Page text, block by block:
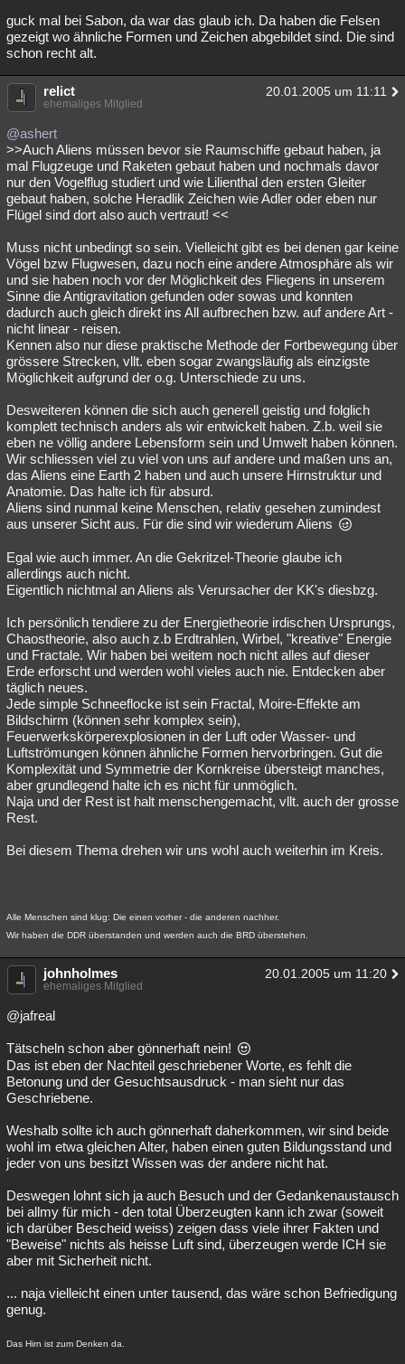
guck mal bei Sabon, da war das glaub ich. Da haben die Felsen
gezeigt wo ähnliche Formen und Zeichen abgebildet sind. Die sind
schon recht alt.
relict 20.01.2005 um 11:11
ehemaliges Mitglied
@ashert
>>Auch Aliens müssen bevor sie Raumschiffe gebaut haben, ja
mal Flugzeuge und Raketen gebaut haben und nochmals davor
nur den Vogelflug studiert und wie Lilienthal den ersten Gleiter
gebaut haben, solche Heradlik Zeichen wie Adler oder eben nur
Flügel sind dort also auch vertraut! <<
Muss nicht unbedingt so sein. Vielleicht gibt es bei denen gar keine
Vögel bzw Flugwesen, dazu noch eine andere Atmosphäre als wir
und sie haben noch vor der Möglichkeit des Fliegens in unserem
Sinne die Antigravitation gefunden oder sowas und konnten
dadurch auch gleich direkt ins All aufbrechen bzw. auf andere Art -
nicht linear - reisen.
Kennen also nur diese praktische Methode der Fortbewegung über
grössere Strecken, vllt. eben sogar zwangsläufig als einzigste
Möglichkeit aufgrund der o.g. Unterschiede zu uns.
Desweiteren können die sich auch generell geistig und folglich
komplett technisch anders als wir entwickelt haben. Z.b. weil sie
eben ne völlig andere Lebensform sein und Umwelt haben können.
Wir schliessen viel zu viel von uns auf andere und maßen uns an,
das Aliens eine Earth 2 haben und auch unsere Hirnstruktur und
Anatomie. Das halte ich für absurd.
Aliens sind nunmal keine Menschen, relativ gesehen zumindest
aus unserer Sicht aus. Für die sind wir wiederum Aliens
Egal wie auch immer. An die Gekritzel-Theorie glaube ich
allerdings auch nicht.
Eigentlich nichtmal an Aliens als Verursacher der KK's diesbzg.
Ich persönlich tendiere zu der Energietheorie irdischen Ursprungs,
Chaostheorie, also auch z.b Erdtrahlen, Wirbel, "kreative" Energie
und Fractale. Wir haben bei weitem noch nicht alles auf dieser
Erde erforscht und werden wohl vieles auch nie. Entdecken aber
täglich neues.
Jede simple Schneeflocke ist sein Fractal, Moire-Effekte am
Bildschirm (können sehr komplex sein),
Feuerwerkskörperexplosionen in der Luft oder Wasser- und
Luftströmungen können ähnliche Formen hervorbringen. Gut die
Komplexität und Symmetrie der Kornkreise übersteigt manches,
aber grundlegend halte ich es nicht für unmöglich.
Naja und der Rest ist halt menschengemacht, vllt. auch der grosse
Rest.
Bei diesem Thema drehen wir uns wohl auch weiterhin im Kreis.
Alle Menschen sind klug: Die einen vorher - die anderen nachher.
Wir haben die DDR überstanden und werden auch die BRD überstehen.
johnholmes 20.01.2005 um 11:20
ehemaliges Mitglied
@jafreal
Tätscheln schon aber gönnerhaft nein!
Das ist eben der Nachteil geschriebener Worte, es fehlt die
Betonung und der Gesuchtsausdruck - man sieht nur das
Geschriebene.
Weshalb sollte ich auch gönnerhaft daherkommen, wir sind beide
wohl im etwa gleichen Alter, haben einen guten Bildungsstand und
jeder von uns besitzt Wissen was der andere nicht hat.
Deswegen lohnt sich ja auch Besuch und der Gedankenaustausch
bei allmy für mich - den total Überzeugten kann ich zwar (soweit
ich darüber Bescheid weiss) zeigen dass viele ihrer Fakten und
"Beweise" nichts als heisse Luft sind, überzeugen werde ICH sie
aber mit Sicherheit nicht.
... naja vielleicht einen unter tausend, das wäre schon Befriedigung
genug.
Das Hirn ist zum Denken da.